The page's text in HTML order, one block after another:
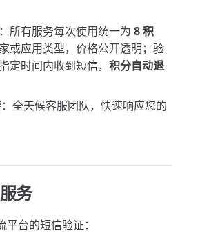
：所有服务每次使用统一为 8 积
或应用类型，价格公开透明；验
定时间内收到短信， 积分自动退
：全天候客服团队，快速响应您的
务
台的短信验证：